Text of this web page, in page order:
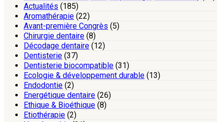
Actualités (185)
Aromathérapie (22)
Avant-première Congrès (5)
Chirurgie dentaire (8)
Décodage dentaire (12)
Dentisterie (37)
Dentisterie biocompatible (31)
Ecologie & développement durable (13)
Endodontie (2)
Energétique dentaire (26)
Ethique & Bioéthique (8)
Etiothérapie (2)